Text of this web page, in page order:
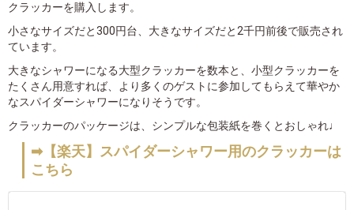
クラッカーを購入します。
小さなサイズだと300円台、大きなサイズだと2千円前後で販売され
ています。
大きなシャワーになる大型クラッカーを数本と、小型クラッカーを
たくさん用意すれば、より多くのゲストに参加してもらえて華やか
なスパイダーシャワーになりそうです。
クラッカーのパッケージは、シンプルな包装紙を巻くとおしゃれ♩
➡【楽天】スパイダーシャワー用のクラッカーは
こちら